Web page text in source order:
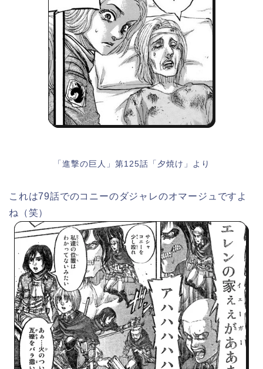
「進撃の巨人」第125話「夕焼け」より
これは79話でのコニーのダジャレのオマージュですよ
ね（笑）